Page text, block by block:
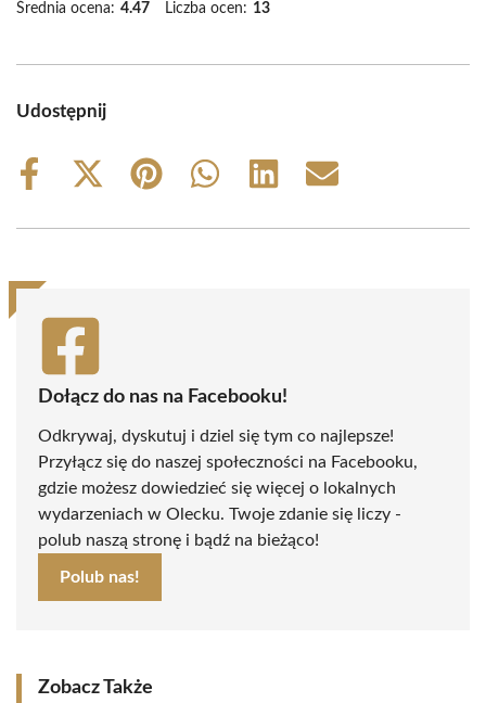
Średnia ocena: 4.47 Liczba ocen: 13
Udostępnij
Share
Share
(Twitter)
Share
Share
Share
Share
Dołącz do nas na Facebooku!
Odkrywaj, dyskutuj i dziel się tym co najlepsze!
Przyłącz się do naszej społeczności na Facebooku,
gdzie możesz dowiedzieć się więcej o lokalnych
wydarzeniach w Olecku. Twoje zdanie się liczy -
polub naszą stronę i bądź na bieżąco!
Polub nas!
Zobacz Także